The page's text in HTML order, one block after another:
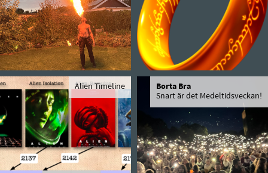
Alien Timeline
Borta Bra
Snart är det Medeltidsveckan!